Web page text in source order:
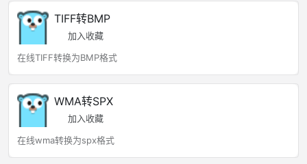
TIFF转BMP
加入收藏
在线TIFF转换为BMP格式
WMA转SPX
加入收藏
在线wma转换为spx格式